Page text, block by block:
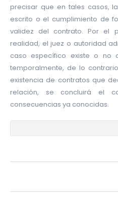
precisar que en tales casos,
escrito o el cumplimiento de
validez del contrato. Por el
realidad, el juez o autoridad
caso específico existe o no
temporalmente, de lo
existencia de contratos que
relación, se concluirá el
consecuencias ya conocidas.